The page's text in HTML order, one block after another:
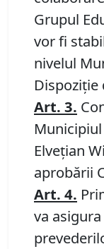
Grupul
vor fi
nivelul
Dispoziţie
Art. 3.
Elveţian
aprobării
Art. 4.
va